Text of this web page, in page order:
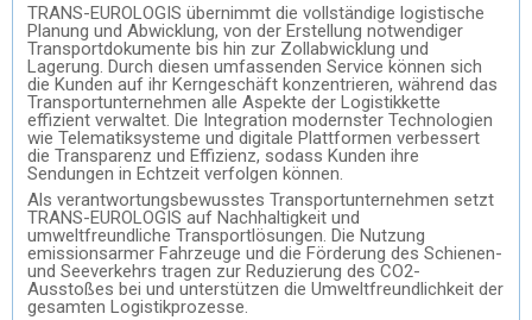
TRANS-EUROLOGIS übernimmt die vollständige logistische
Planung und Abwicklung, von der Erstellung notwendiger
Transportdokumente bis hin zur Zollabwicklung und
Lagerung. Durch diesen umfassenden Service können sich
die Kunden auf ihr Kerngeschäft konzentrieren, während das
Transportunternehmen alle Aspekte der Logistikkette
effizient verwaltet. Die Integration modernster Technologien
wie Telematiksysteme und digitale Plattformen verbessert
die Transparenz und Effizienz, sodass Kunden ihre
Sendungen in Echtzeit verfolgen können.
Als verantwortungsbewusstes Transportunternehmen setzt
TRANS-EUROLOGIS auf Nachhaltigkeit und
umweltfreundliche Transportlösungen. Die Nutzung
emissionsarmer Fahrzeuge und die Förderung des Schienen-
und Seeverkehrs tragen zur Reduzierung des CO2-
Ausstoßes bei und unterstützen die Umweltfreundlichkeit der
gesamten Logistikprozesse.